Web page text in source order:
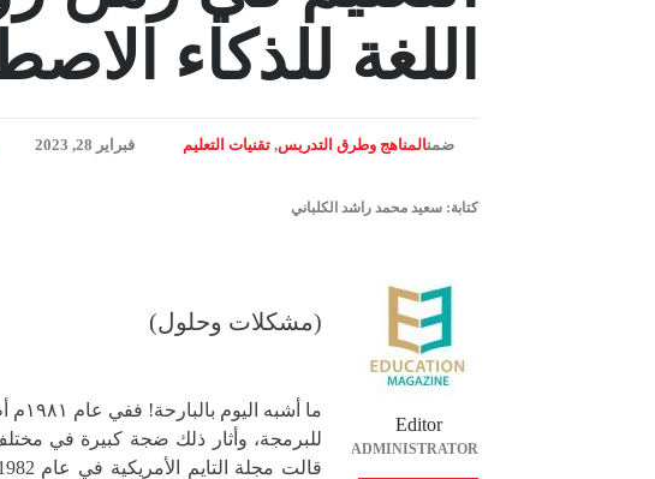
اللغة للذكاء
ضمنالمناهج وطرق التدريس, تقنيات التعليم فبراير 28, 2023
كتابة: سعيد محمد راشد الكلباني
(مشكلات وحلول)
للبرمجة، وأثار ذلك ضجة كبيرة في مختلف
Editor
ADMINISTRATOR